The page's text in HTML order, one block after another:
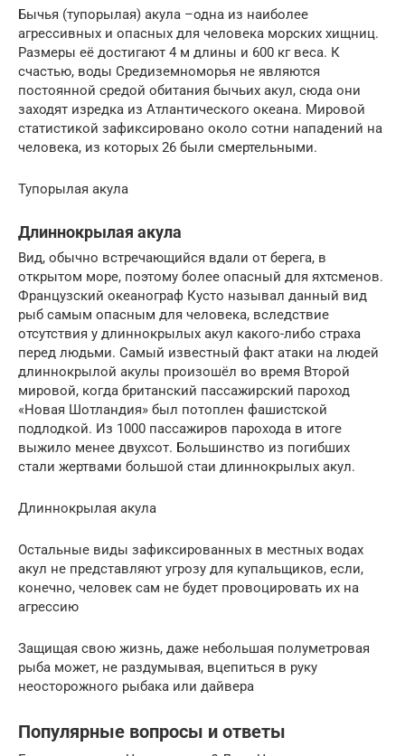
Бычья (тупорылая) акула –одна из наиболее
агрессивных и опасных для человека морских хищниц.
Размеры её достигают 4 м длины и 600 кг веса. К
счастью, воды Средиземноморья не являются
постоянной средой обитания бычьих акул, сюда они
заходят изредка из Атлантического океана. Мировой
статистикой зафиксировано около сотни нападений на
человека, из которых 26 были смертельными.
Тупорылая акула
Длиннокрылая акула
Вид, обычно встречающийся вдали от берега, в
открытом море, поэтому более опасный для яхтсменов.
Французский океанограф Кусто называл данный вид
рыб самым опасным для человека, вследствие
отсутствия у длиннокрылых акул какого-либо страха
перед людьми. Самый известный факт атаки на людей
длиннокрылой акулы произошёл во время Второй
мировой, когда британский пассажирский пароход
«Новая Шотландия» был потоплен фашистской
подлодкой. Из 1000 пассажиров парохода в итоге
выжило менее двухсот. Большинство из погибших
стали жертвами большой стаи длиннокрылых акул.
Длиннокрылая акула
Остальные виды зафиксированных в местных водах
акул не представляют угрозу для купальщиков, если,
конечно, человек сам не будет провоцировать их на
агрессию
Защищая свою жизнь, даже небольшая полуметровая
рыба может, не раздумывая, вцепиться в руку
неосторожного рыбака или дайвера
Популярные вопросы и ответы